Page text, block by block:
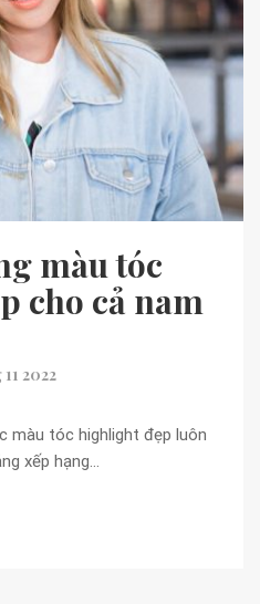
màu tóc
cho cả nam
2022
màu tóc highlight đẹp luôn
xếp hạng…